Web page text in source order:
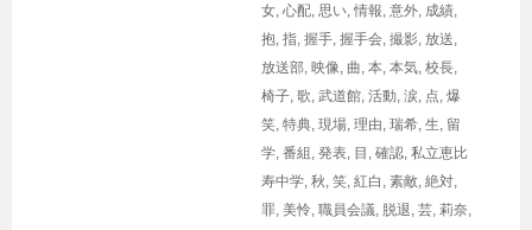
女, 心配, 思い, 情報, 意外, 成績,
抱, 指, 握手, 握手会, 撮影, 放送,
放送部, 映像, 曲, 本, 本気, 校長,
椅子, 歌, 武道館, 活動, 涙, 点, 爆
笑, 特典, 現場, 理由, 瑞希, 生, 留
学, 番組 , 発表, 目 , 確認, 私立恵比
寿中学, 秋, 笑, 紅白 , 素敵, 絶対,
罪, 美怜, 職員会議, 脱退, 芸, 莉奈,